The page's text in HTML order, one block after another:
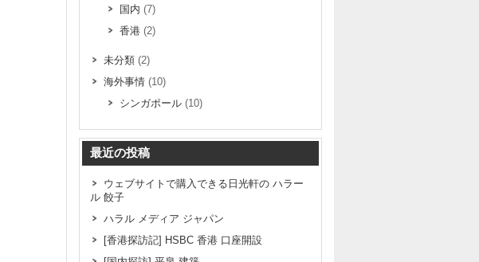
国内 (7)
香港 (2)
未分類 (2)
海外事情 (10)
シンガポール (10)
最近の投稿
ウェブサイトで購入できる日光軒の ハラー
ル 餃子
ハラル メディア ジャパン
[香港探訪記] HSBC 香港 口座開設